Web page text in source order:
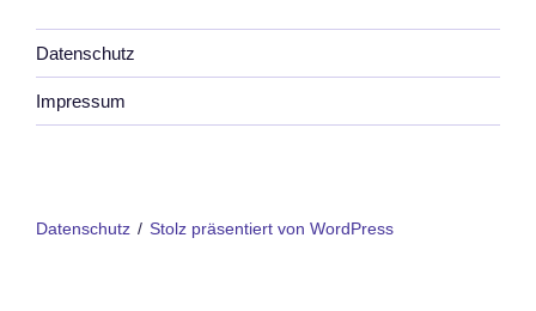
Datenschutz
Impressum
Datenschutz Stolz präsentiert von WordPress